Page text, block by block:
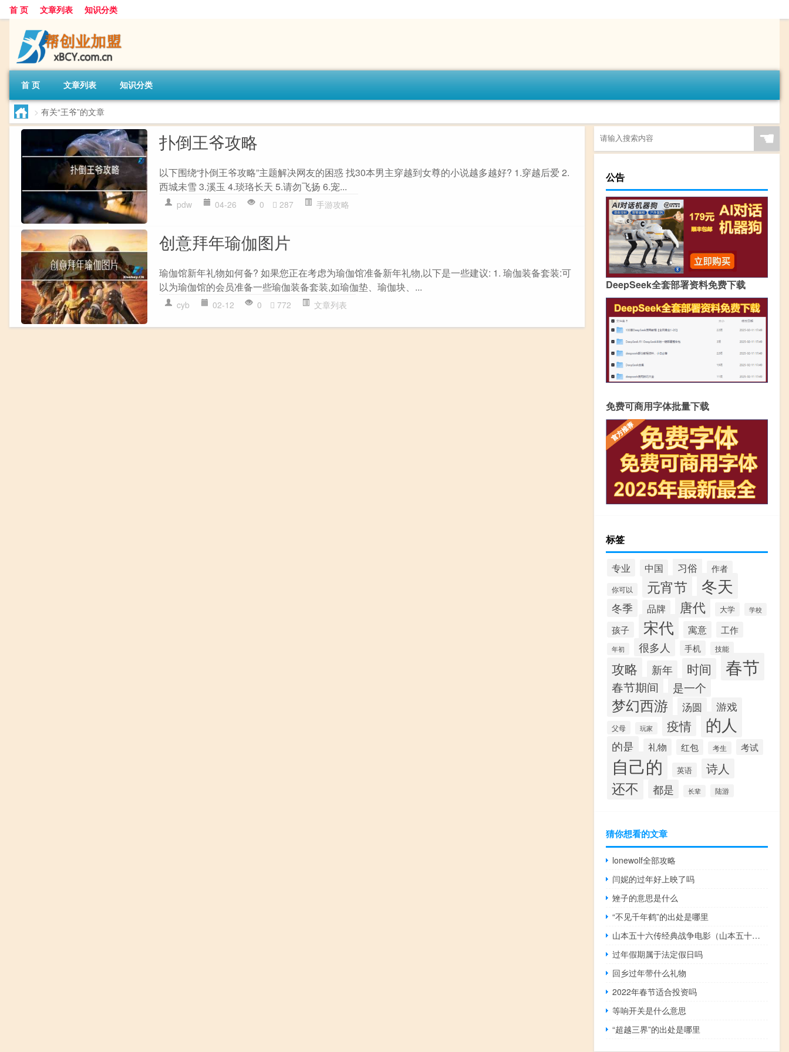
首 页 文章列表 知识分类
首 页 文章列表 知识分类
> 有关“王爷”的文章
扑倒王爷攻略
以下围绕“扑倒王爷攻略”主题解决网友的困惑 找30本男主穿越到女尊的小说越多越好? 1.穿越后爱 2.
西城未雪 3.溪玉 4.琰珞长天 5.请勿飞扬 6.宠...
pdw 04-26 0 287 手游攻略
创意拜年瑜伽图片
瑜伽馆新年礼物如何备? 如果您正在考虑为瑜伽馆准备新年礼物,以下是一些建议: 1. 瑜伽装备套装:可
以为瑜伽馆的会员准备一些瑜伽装备套装,如瑜伽垫、瑜伽块、...
cyb 02-12 0 772 文章列表
☚
公告
DeepSeek全套部署资料免费下载
免费可商用字体批量下载
标签
专业 中国 习俗 作者
你可以 元宵节 冬天
冬季 品牌 唐代 大学 学校
孩子 宋代 寓意 工作
年初 很多人 手机 技能
攻略 新年 时间 春节
春节期间 是一个
梦幻西游 汤圆 游戏
父母 玩家 疫情 的人
的是 礼物 红包 考生 考试
自己的 英语 诗人
还不 都是 长辈 陆游
猜你想看的文章
lonewolf全部攻略
闫妮的过年好上映了吗
矬子的意思是什么
“不见千年鹤”的出处是哪里
山本五十六传经典战争电影（山本五十六电影完整版观看）
过年假期属于法定假日吗
回乡过年带什么礼物
2022年春节适合投资吗
等响开关是什么意思
“超越三界”的出处是哪里